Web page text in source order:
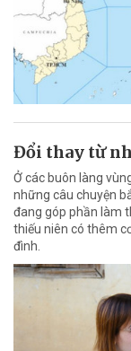
Đổi thay từ
Ở các buôn làng
những câu chuyện
đang góp phần làm
thiếu niên có thêm
đình.